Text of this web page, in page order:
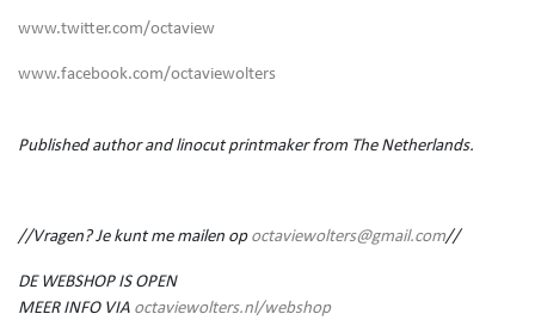
www.twitter.com/octaview
www.facebook.com/octaviewolters
Published author and linocut printmaker from The Netherlands.
//Vragen? Je kunt me mailen op octaviewolters@gmail.com//
DE WEBSHOP IS OPEN
MEER INFO VIA octaviewolters.nl/webshop